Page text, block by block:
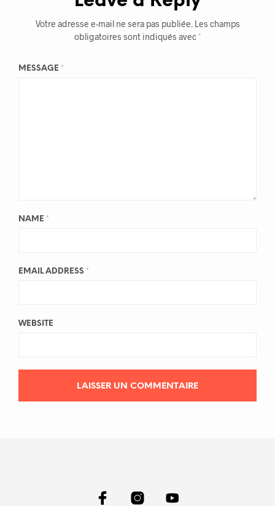
Votre adresse e-mail ne sera pas publiée. Les champs
obligatoires sont indiqués avec *
MESSAGE *
NAME *
EMAIL ADDRESS *
WEBSITE